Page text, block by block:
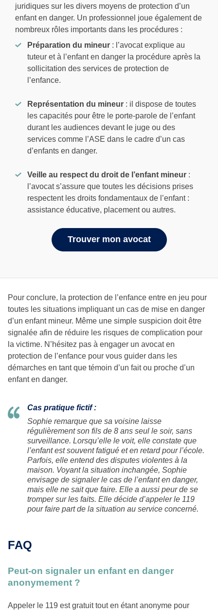
juridiques sur les divers moyens de protection d’un
enfant en danger. Un professionnel joue également de
nombreux rôles importants dans les procédures :
Préparation du mineur : l’avocat explique au
tuteur et à l’enfant en danger la procédure après la
sollicitation des services de protection de
l’enfance.
Représentation du mineur : il dispose de toutes
les capacités pour être le porte-parole de l’enfant
durant les audiences devant le juge ou des
services comme l’ASE dans le cadre d’un cas
d’enfants en danger.
Veille au respect du droit de l’enfant mineur :
l’avocat s’assure que toutes les décisions prises
respectent les droits fondamentaux de l’enfant :
assistance éducative, placement ou autres.
Trouver mon avocat
Pour conclure, la protection de l’enfance entre en jeu pour
toutes les situations impliquant un cas de mise en danger
d’un enfant mineur. Même une simple suspicion doit être
signalée afin de réduire les risques de complication pour
la victime. N’hésitez pas à engager un avocat en
protection de l’enfance pour vous guider dans les
démarches en tant que témoin d’un fait ou proche d’un
enfant en danger.
Cas pratique fictif :
Sophie remarque que sa voisine laisse
régulièrement son fils de 8 ans seul le soir, sans
surveillance. Lorsqu’elle le voit, elle constate que
l’enfant est souvent fatigué et en retard pour l’école.
Parfois, elle entend des disputes violentes à la
maison. Voyant la situation inchangée, Sophie
envisage de signaler le cas de l’enfant en danger,
mais elle ne sait que faire. Elle a aussi peur de se
tromper sur les faits. Elle décide d’appeler le 119
pour faire part de la situation au service concerné.
FAQ
Peut-on signaler un enfant en danger
anonymement ?
Appeler le 119 est gratuit tout en étant anonyme pour